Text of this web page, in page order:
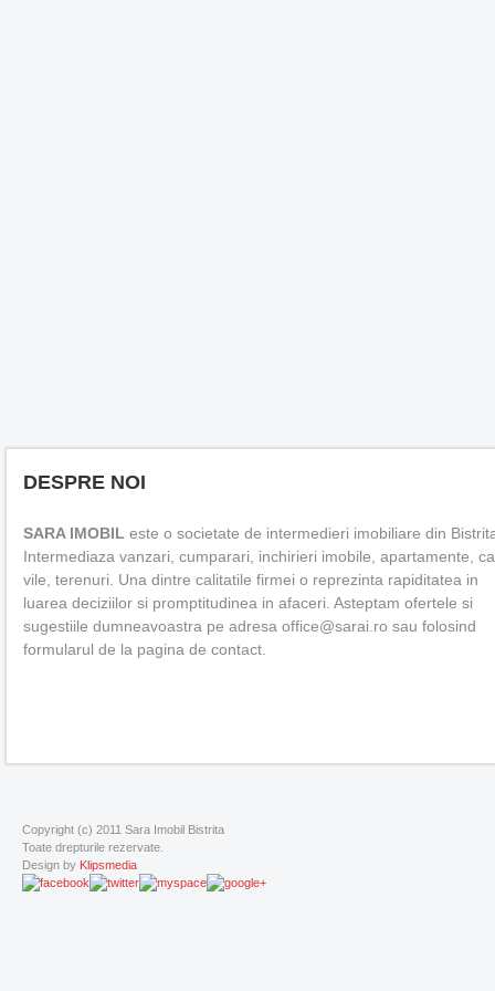
DESPRE NOI
SARA IMOBIL este o societate de intermedieri imobiliare din
Intermediaza vanzari, cumparari, inchirieri imobile, apartamente,
vile, terenuri. Una dintre calitatile firmei o reprezinta rapiditatea in
luarea deciziilor si promptitudinea in afaceri. Asteptam ofertele si
sugestiile dumneavoastra pe adresa office@sarai.ro sau folosind
formularul de la pagina de contact.
Copyright (c) 2011 Sara Imobil Bistrita
Toate drepturile rezervate.
Design by Klipsmedia